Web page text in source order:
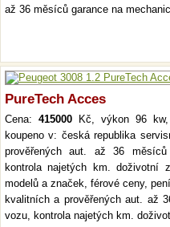
až 36 měsíců garance na
PureTech Acces
Cena: 415000Kč, výkon 96 kw,
koupeno v: česká republika
prověřených aut. až 36
kontrola najetých km. doživotní
modelů a značek, férové ceny,
kvalitních a prověřených aut. až
vozu, kontrola najetých km.